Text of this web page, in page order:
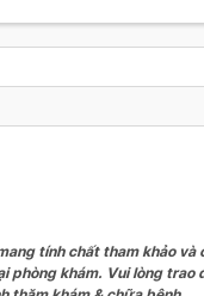
tính chất tham khảo và
khám. Vui lòng trao